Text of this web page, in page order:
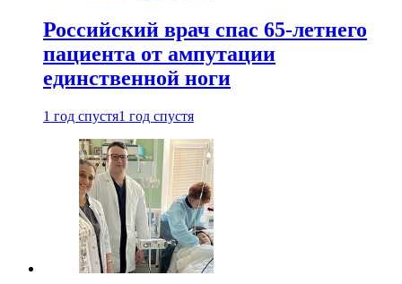
Российский врач спас 65-летнего
пациента от ампутации
единственной ноги
1 год спустя1 год спустя